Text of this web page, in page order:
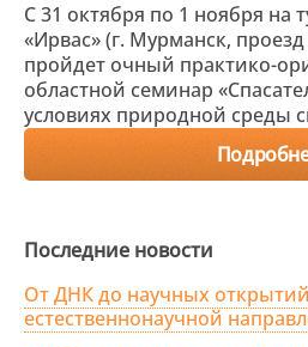
С 31 октября по 1 ноября на
«Ирвас» (г. Мурманск,
пройдет очный практико-
областной семинар
условиях природной среды
Последние новости
От ДНК до научных
естественнонаучной